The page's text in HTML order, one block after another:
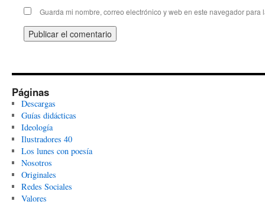
Guarda mi nombre, correo electrónico y web en este navegador para
Páginas
Descargas
Guías didácticas
Ideología
Ilustradores 40
Los lunes con poesía
Nosotros
Originales
Redes Sociales
Valores